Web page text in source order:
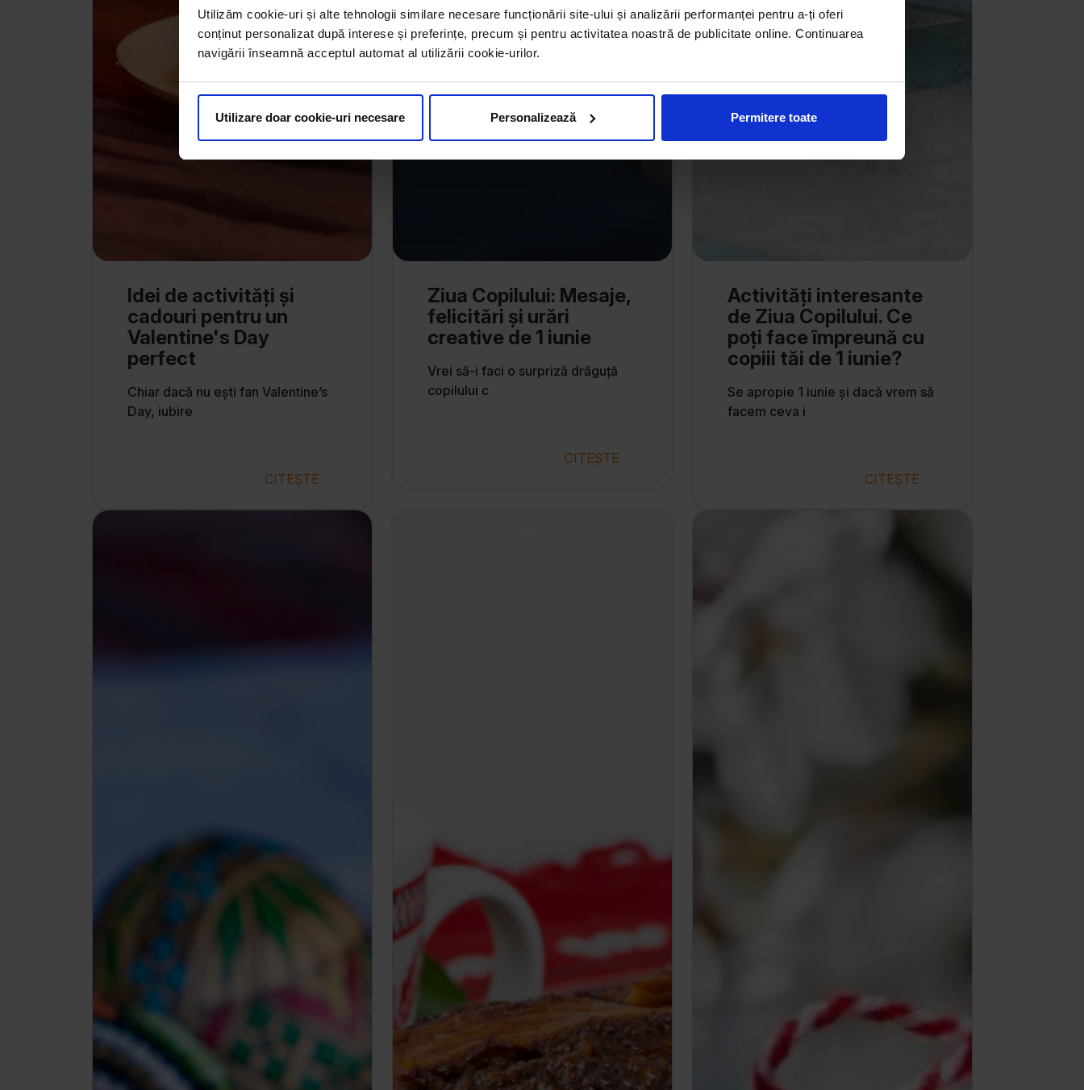
Utilizăm cookie-uri și alte tehnologii similare necesare funcționării site-ului și analizării performanței pentru a-ți oferi
conținut personalizat după interese și preferințe, precum și pentru activitatea noastră de publicitate online. Continuarea
navigării înseamnă acceptul automat al utilizării cookie-urilor.
Utilizare doar cookie-uri necesare Personalizează Permitere toate
Idei de activități și
cadouri pentru un
Valentine's Day
perfect
Chiar dacă nu ești fan Valentine’s
Day, iubire
CITEȘTE
Ziua Copilului: Mesaje,
felicitări și urări
creative de 1 iunie
Vrei să-i faci o surpriză drăguță
copilului c
CITEȘTE
Activități interesante
de Ziua Copilului. Ce
poți face împreună cu
copiii tăi de 1 iunie?
Se apropie 1 iunie și dacă vrem să
facem ceva i
CITEȘTE